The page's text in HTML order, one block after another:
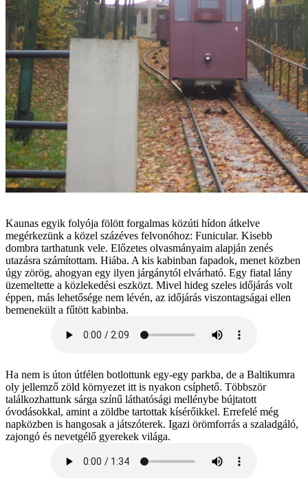
Kaunas egyik folyója fölött forgalmas közúti hídon átkelve
megérkezünk a közel százéves felvonóhoz: Funicular. Kisebb
dombra tarthatunk vele. Előzetes olvasmányaim alapján zenés
utazásra számítottam. Hiába. A kis kabinban fapadok, menet közben
úgy zörög, ahogyan egy ilyen járgánytól elvárható. Egy fiatal lány
üzemeltette a közlekedési eszközt. Mivel hideg szeles időjárás volt
éppen, más lehetősége nem lévén, az időjárás viszontagságai ellen
bemenekült a fűtött kabinba.
Ha nem is úton útfélen botlottunk egy-egy parkba, de a Baltikumra
oly jellemző zöld környezet itt is nyakon csíphető. Többször
találkozhattunk sárga színű láthatósági mellénybe bújtatott
óvodásokkal, amint a zöldbe tartottak kísérőikkel. Errefelé még
napközben is hangosak a játszóterek. Igazi örömforrás a szaladgáló,
zajongó és nevetgélő gyerekek világa.